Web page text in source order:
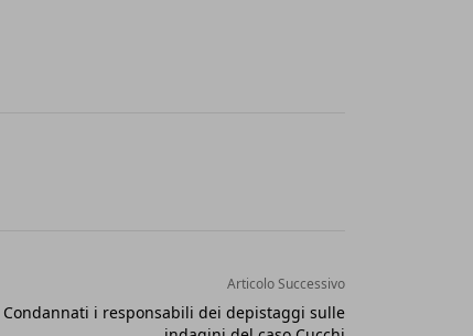
Articolo Successivo
Condannati i responsabili dei depistaggi sulle